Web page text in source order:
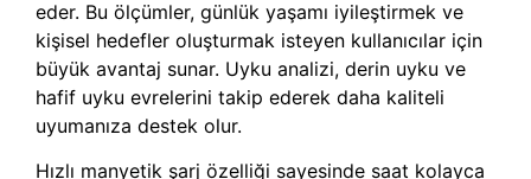
eder. Bu ölçümler, günlük yaşamı iyileştirmek ve
kişisel hedefler oluşturmak isteyen kullanıcılar için
büyük avantaj sunar. Uyku analizi, derin uyku ve
hafif uyku evrelerini takip ederek daha kaliteli
uyumanıza destek olur.
Hızlı manyetik şarj özelliği sayesinde saat kolayca